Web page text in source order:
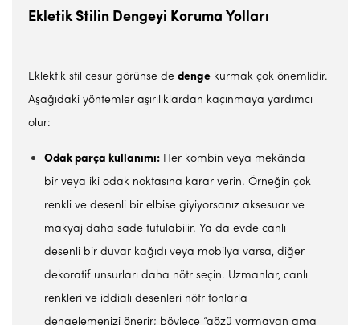
Ekletik Stilin Dengeyi Koruma Yolları
Eklektik stil cesur görünse de denge kurmak çok önemlidir.
Aşağıdaki yöntemler aşırılıklardan kaçınmaya yardımcı
olur:
Odak parça kullanımı: Her kombin veya mekânda
bir veya iki odak noktasına karar verin. Örneğin çok
renkli ve desenli bir elbise giyiyorsanız aksesuar ve
makyaj daha sade tutulabilir. Ya da evde canlı
desenli bir duvar kağıdı veya mobilya varsa, diğer
dekoratif unsurları daha nötr seçin. Uzmanlar, canlı
renkleri ve iddialı desenleri nötr tonlarla
dengelemenizi önerir; böylece “gözü yormayan ama